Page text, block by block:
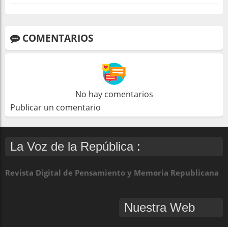
COMENTARIOS
No hay comentarios
Publicar un comentario
La Voz de la República :
Revista Digital de Pensamiento y Memoria Republicana
Nuestra Web